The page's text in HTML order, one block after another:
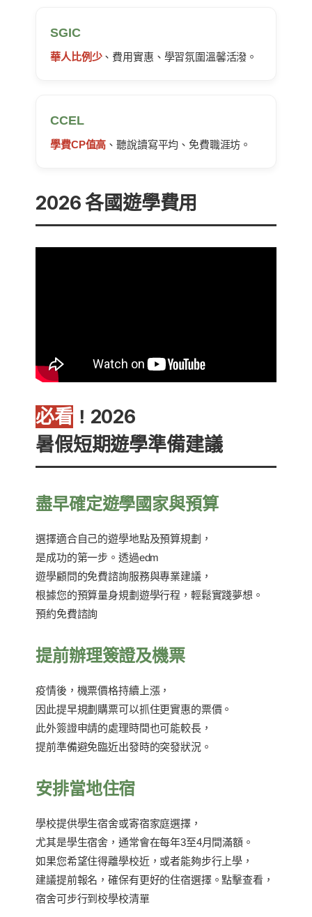
SGIC
華人比例少、費用實惠、學習氛圍溫馨活潑。
CCEL
學費CP值高 、聽說讀寫平均、免費職涯坊。
2026 各國遊學費用
必看！2026
暑假短期遊學準備建議
盡早確定遊學國家與預算
選擇適合自己的遊學地點及預算規劃，
是成功的第一步。透過edm
遊學顧問的免費諮詢服務與專業建議，
根據您的預算量身規劃遊學行程，輕鬆實踐夢想。
預約免費諮詢
提前辦理簽證及機票
疫情後，機票價格持續上漲，
因此提早規劃購票可以抓住更實惠的票價。
此外簽證申請的處理時間也可能較長，
提前準備避免臨近出發時的突發狀況。
安排當地住宿
學校提供學生宿舍或寄宿家庭選擇，
尤其是學生宿舍，通常會在每年3至4月間滿額。
如果您希望住得離學校近，或者能夠步行上學，
建議提前報名，確保有更好的住宿選擇。點擊查看，
宿舍可步行到校學校清單